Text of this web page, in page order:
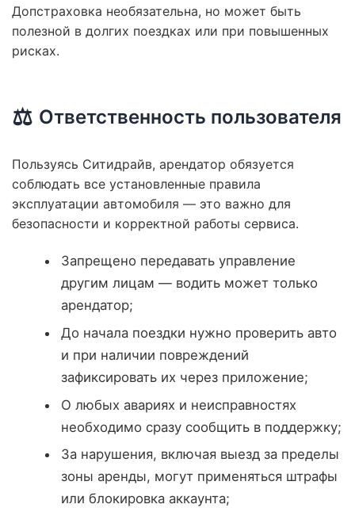
Допстраховка необязательна, но может быть
полезной в долгих поездках или при повышенных
рисках.
⚖️ Ответственность пользователя
Пользуясь Ситидрайв, арендатор обязуется
соблюдать все установленные правила
эксплуатации автомобиля — это важно для
безопасности и корректной работы сервиса.
Запрещено передавать управление
другим лицам — водить может только
арендатор;
До начала поездки нужно проверить авто
и при наличии повреждений
зафиксировать их через приложение;
О любых авариях и неисправностях
необходимо сразу сообщить в поддержку;
За нарушения, включая выезд за пределы
зоны аренды, могут применяться штрафы
или блокировка аккаунта;